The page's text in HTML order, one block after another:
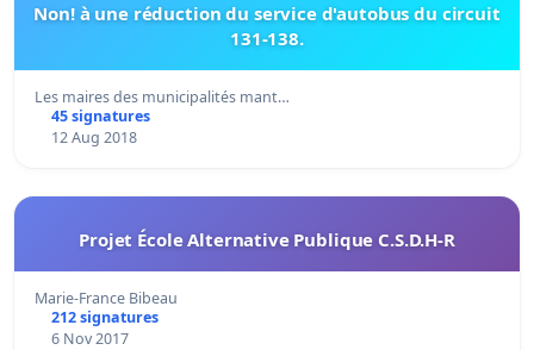
Non! à une réduction du service d'autobus du circuit
131-138.
Les maires des municipalités mant…
45 signatures
12 Aug 2018
Projet École Alternative Publique C.S.D.H-R
Marie-France Bibeau
212 signatures
6 Nov 2017